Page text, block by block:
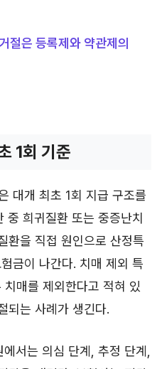
절은 등록제와 약관제의
1회 기준
대개 최초 1회 지급 구조를
중 희귀질환 또는 중증난치
환을 직접 원인으로 산정특
금이 나간다. 치매 제외 특
매를 제외한다고 적혀 있
되는 사례가 생긴다.
서는 의심 단계, 추정 단계,